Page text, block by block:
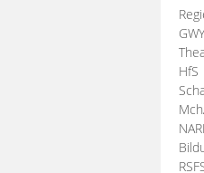
HfS